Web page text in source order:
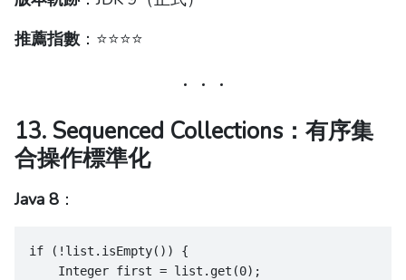
推薦指數：⭐️⭐️⭐️⭐️
13. Sequenced Collections：有序集
合操作標準化
Java 8 ：
if (!list.isEmpty()) {
    Integer first = list.get(0);